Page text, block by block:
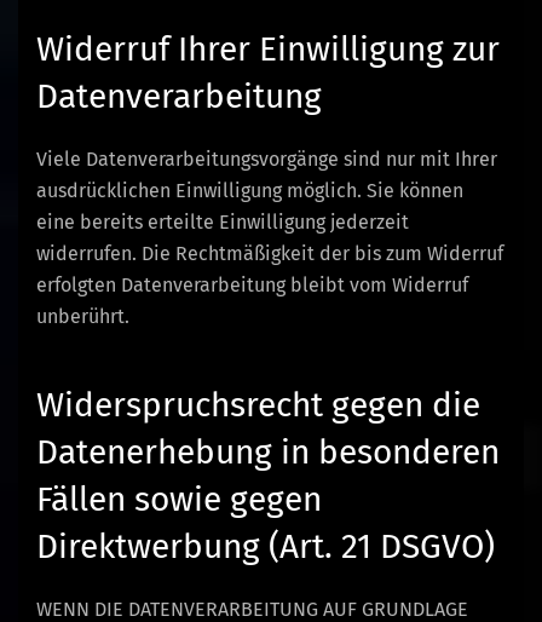
Widerruf Ihrer Einwilligung zur
Datenverarbeitung
Viele Datenverarbeitungsvorgänge sind nur mit Ihrer
ausdrücklichen Einwilligung möglich. Sie können
eine bereits erteilte Einwilligung jederzeit
widerrufen. Die Rechtmäßigkeit der bis zum Widerruf
erfolgten Datenverarbeitung bleibt vom Widerruf
unberührt.
Widerspruchsrecht gegen die
Datenerhebung in besonderen
Fällen sowie gegen
Direktwerbung (Art. 21 DSGVO)
WENN DIE DATENVERARBEITUNG AUF GRUNDLAGE